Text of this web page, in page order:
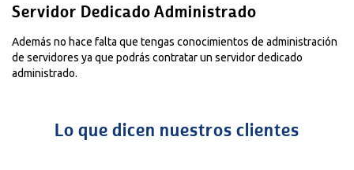
Servidor Dedicado Administrado
Además no hace falta que tengas conocimientos de administración
de servidores ya que podrás contratar un servidor dedicado
administrado.
Lo que dicen nuestros clientes